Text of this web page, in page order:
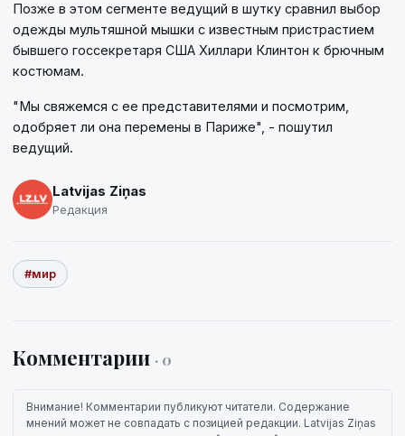
Позже в этом сегменте ведущий в шутку сравнил выбор
одежды мультяшной мышки с известным пристрастием
бывшего госсекретаря США Хиллари Клинтон к брючным
костюмам.
"Мы свяжемся с ее представителями и посмотрим,
одобряет ли она перемены в Париже", - пошутил
ведущий.
Latvijas Ziņas
Редакция
#мир
Комментарии · 0
Внимание! Комментарии публикуют читатели. Содержание
мнений может не совпадать с позицией редакции. Latvijas Ziņas